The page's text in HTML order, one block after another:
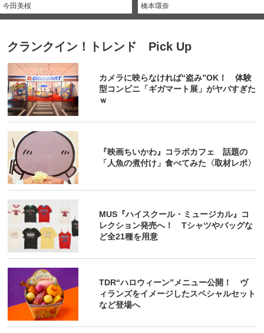
今田美桜 橋本環奈
クランクイン！トレンド Pick Up
カメラに映らなければ“盗み”OK！ 体験
型コンビニ「ギガマート展」がヤバすぎた
ｗ
『映画ちいかわ』コラボカフェ 話題の
「人魚の煮付け」食べてみた〈取材レポ〉
MUS『ハイスクール・ミュージカル』コ
レクション発売へ！ Tシャツやバッグな
ど全21種を用意
TDR“ハロウィーン”メニュー公開！ ヴ
ィランズをイメージしたスペシャルセット
など登場へ